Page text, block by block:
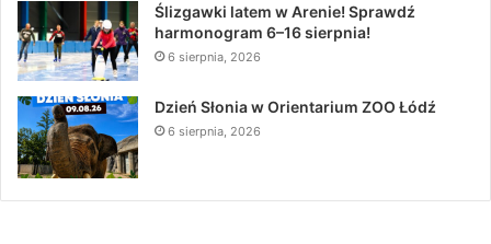
Ślizgawki latem w Arenie! Sprawdź
harmonogram 6–16 sierpnia!
6 sierpnia, 2026
Dzień Słonia w Orientarium ZOO Łódź
6 sierpnia, 2026